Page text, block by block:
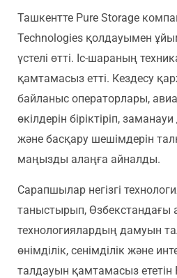
Ташкентте Pure Storage
Technologies қолдауымен
үстелі өтті. Іс-шараның
қамтамасыз етті. Кездесу
байланыс операторлары,
өкілдерін біріктіріп,
және басқару шешімдерін
маңызды алаңға айналды.
Сарапшылар негізгі
таныстырып, Өзбекстандағы
технологиялардың дамуын
өнімділік, сенімділік және
талдауын қамтамасыз